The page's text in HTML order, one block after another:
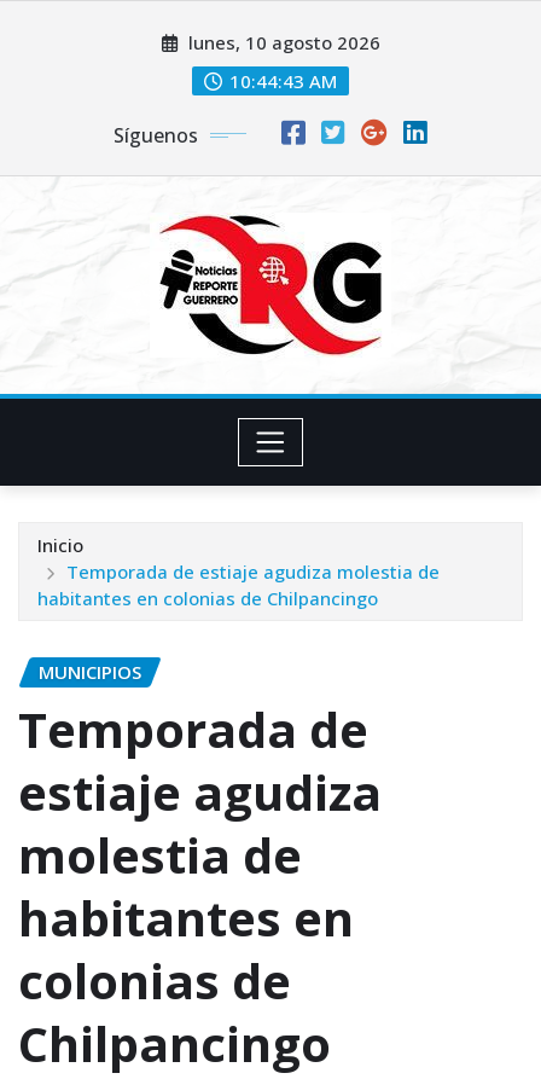
lunes, 10 agosto 2026
10:44:44 AM
Síguenos
Inicio
Temporada de estiaje agudiza molestia de
habitantes en colonias de Chilpancingo
MUNICIPIOS
Temporada de
estiaje agudiza
molestia de
habitantes en
colonias de
Chilpancingo